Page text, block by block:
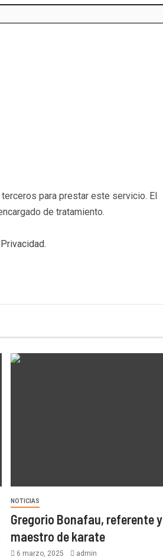
para prestar este servicio. El
de tratamiento.
.
NOTICIAS
Gregorio Bonafau, referente y
maestro de karate
6 marzo, 2025 admin